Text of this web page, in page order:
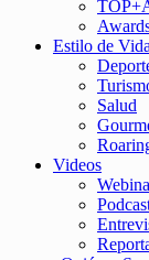
Estilo de Vida
Salud
Videos